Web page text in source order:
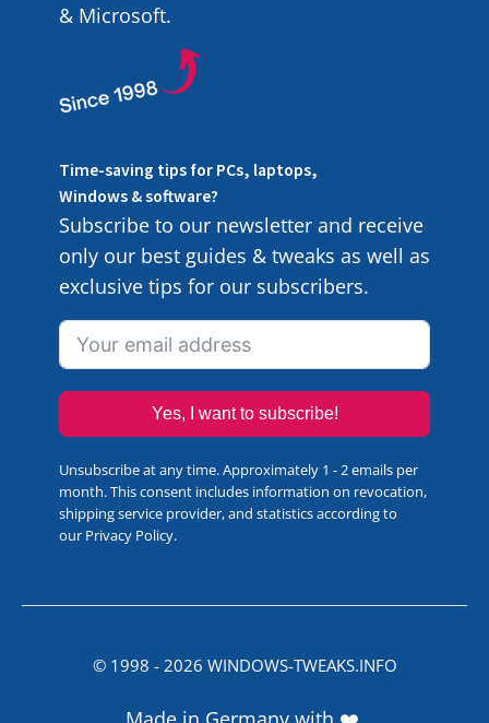
& Microsoft.
Time-saving tips for PCs, laptops,
Windows & software?
Subscribe to our newsletter and receive
only our best guides & tweaks as well as
exclusive tips for our subscribers.
Yes, I want to subscribe!
Unsubscribe at any time. Approximately 1 - 2 emails per
month. This consent includes information on revocation,
shipping service provider, and statistics according to
our Privacy Policy.
© 1998 - 2026 WINDOWS-TWEAKS.INFO